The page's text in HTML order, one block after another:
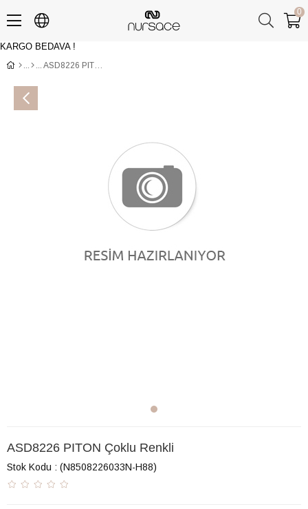
KARGO BEDAVA !
0
ASD8226 PITON Çoklu Renkli
ASD8226 PITON Çoklu Renkli
Stok Kodu (N8508226033N-H88)